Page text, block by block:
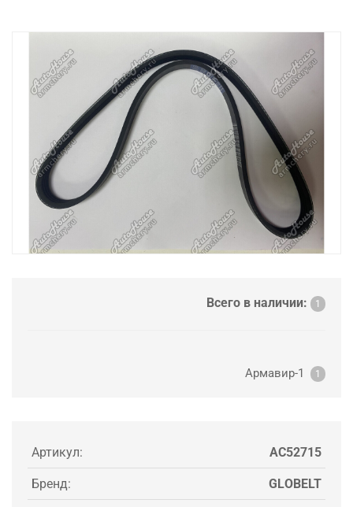
Всего в наличии: 1
Армавир-1 1
Артикул: AC52715
Бренд: GLOBELT